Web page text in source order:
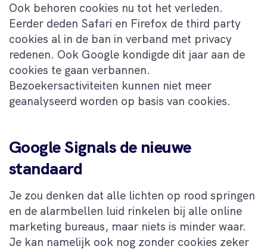
Ook behoren cookies nu tot het verleden.
Eerder deden Safari en Firefox de third party
cookies al in de ban in verband met privacy
redenen. Ook Google kondigde dit jaar aan de
cookies te gaan verbannen.
Bezoekersactiviteiten kunnen niet meer
geanalyseerd worden op basis van cookies.
Google Signals de nieuwe
standaard
Je zou denken dat alle lichten op rood springen
en de alarmbellen luid rinkelen bij alle online
marketing bureaus, maar niets is minder waar.
Je kan namelijk ook nog zonder cookies zeker